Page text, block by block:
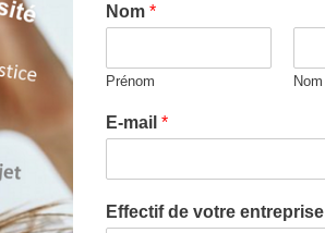
Nom *
Prénom Nom
E-mail *
Effectif de votre entreprise